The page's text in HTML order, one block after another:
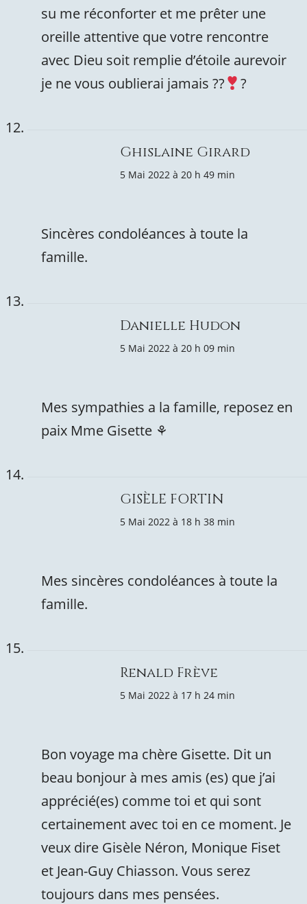
su me réconforter et me prêter une
oreille attentive que votre rencontre
avec Dieu soit remplie d’étoile aurevoir
je ne vous oublierai jamais ??
?
Ghislaine Girard
5 Mai 2022 à 20 h 49 min
Sincères condoléances à toute la
famille.
Danielle Hudon
5 Mai 2022 à 20 h 09 min
Mes sympathies a la famille, reposez en
paix Mme Gisette ⚘
GISÈLE FORTIN
5 Mai 2022 à 18 h 38 min
Mes sincères condoléances à toute la
famille.
Renald Frève
5 Mai 2022 à 17 h 24 min
Bon voyage ma chère Gisette. Dit un
beau bonjour à mes amis (es) que j’ai
apprécié(es) comme toi et qui sont
certainement avec toi en ce moment. Je
veux dire Gisèle Néron, Monique Fiset
et Jean-Guy Chiasson. Vous serez
toujours dans mes pensées.